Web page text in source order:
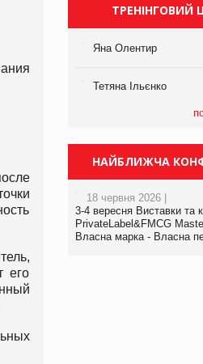
его
ТРЕНІНГОВИЙ
Яна Олентир
Тетяна Ільєнко
НАЙБЛИЖЧА
18 червня 2026 |
3-4 вересня Виставки та
PrivateLabel&FMCG
Власна марка - Власна